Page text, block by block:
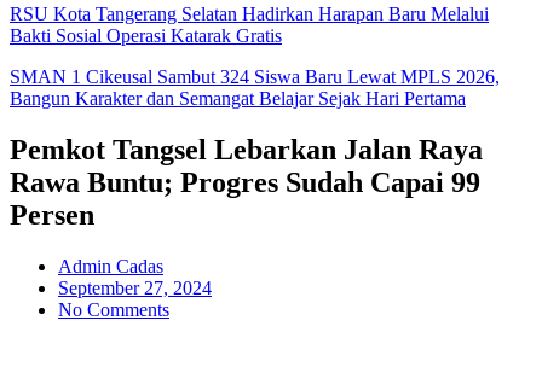
RSU Kota Tangerang Selatan Hadirkan Harapan Baru Melalui
Bakti Sosial Operasi Katarak Gratis
SMAN 1 Cikeusal Sambut 324 Siswa Baru Lewat MPLS 2026,
Bangun Karakter dan Semangat Belajar Sejak Hari Pertama
Pemkot Tangsel Lebarkan Jalan Raya
Rawa Buntu; Progres Sudah Capai 99
Persen
Admin Cadas
September 27, 2024
No Comments